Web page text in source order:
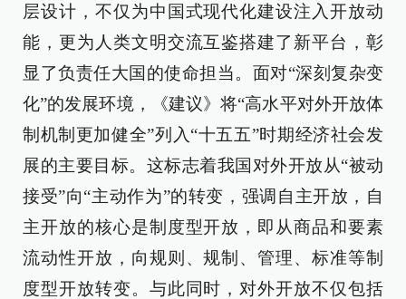
层设计，不仅为中国式现代化建设注入开放动
能，更为人类文明交流互鉴搭建了新平台，彰
显了负责任大国的使命担当。面对“深刻复杂变
化”的发展环境，《建议》将“高水平对外开放体
制机制更加健全”列入“十五五”时期经济社会发
展的主要目标。这标志着我国对外开放从“被动
接受”向“主动作为”的转变，强调自主开放，自
主开放的核心是制度型开放，即从商品和要素
流动性开放，向规则、规制、管理、标准等制
度型开放转变。与此同时，对外开放不仅包括